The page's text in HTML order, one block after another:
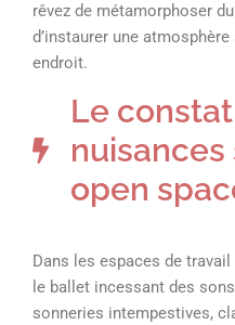
rêvez de métamorphoser
d’instaurer une
endroit.
Le
nuisances
open
Dans les espaces de
le ballet incessant des
sonneries intempestives,